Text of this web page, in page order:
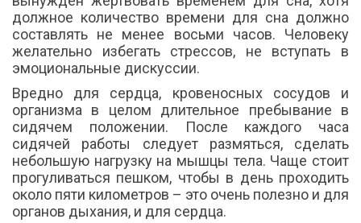
должное количество времени для сна должно
составлять не менее восьми часов. Человеку
желательно избегать стрессов, не вступать в
эмоциональные дискуссии.
Вредно для сердца, кровеносных сосудов и
организма в целом длительное пребывание в
сидячем положении. После каждого часа
сидячей работы следует размяться, сделать
небольшую нагрузку на мышцы тела. Чаще стоит
прогуливаться пешком, чтобы в день проходить
около пяти километров – это очень полезно и для
органов дыхания, и для сердца.